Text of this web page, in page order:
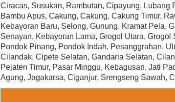
Ciracas, Susukan, Rambutan, Cipayung,
Bambu Apus, Cakung, Cakung, Cakung Timur,
Kebayoran Baru, Selong, Gunung, Kramat Pela,
Senayan, Kebayoran Lama, Grogol Utara,
Pondok Pinang, Pondok Indah, Pesanggrahan,
Cilandak, Cipete Selatan, Gandaria Selatan,
Pejaten Timur, Pasar Minggu, Kebagusan, Jati
Agung, Jagakarsa, Ciganjur, Srengseng Sawah,
Hayward SP1580X15 Power-Flo LX Series 1-
1/2-Horsepower Above-Ground Pool Pump
With Cord
Rp (Hubungi CS)
Hayward
Above-
Rp